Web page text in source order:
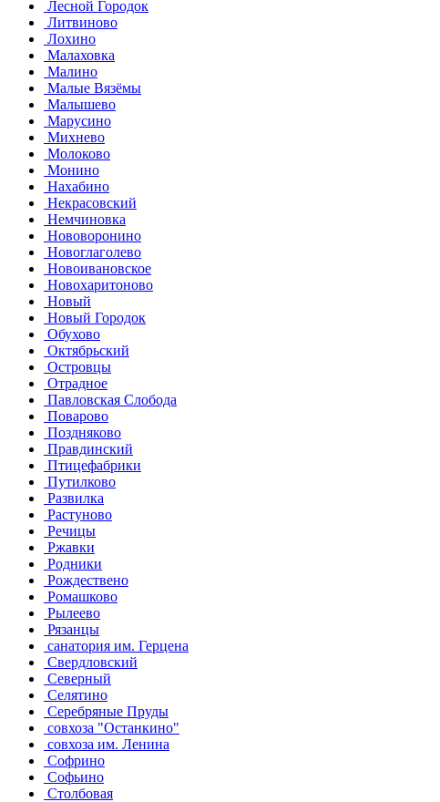
Лесной Городок
Литвиново
Лохино
Малаховка
Малино
Малые Вязёмы
Малышево
Марусино
Михнево
Молоково
Монино
Нахабино
Некрасовский
Немчиновка
Нововоронино
Новоглаголево
Новоивановское
Новохаритоново
Новый
Новый Городок
Обухово
Октябрьский
Островцы
Отрадное
Павловская Слобода
Поварово
Поздняково
Правдинский
Птицефабрики
Путилково
Развилка
Растуново
Речицы
Ржавки
Родники
Рождествено
Ромашково
Рылеево
Рязанцы
санатория им. Герцена
Свердловский
Северный
Селятино
Серебряные Пруды
совхоза "Останкино"
совхоза им. Ленина
Софрино
Софьино
Столбовая